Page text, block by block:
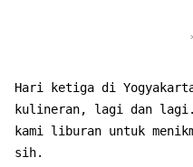
Hari ketiga di
kulineran, lagi dan lagi.
kami liburan untuk
sih.